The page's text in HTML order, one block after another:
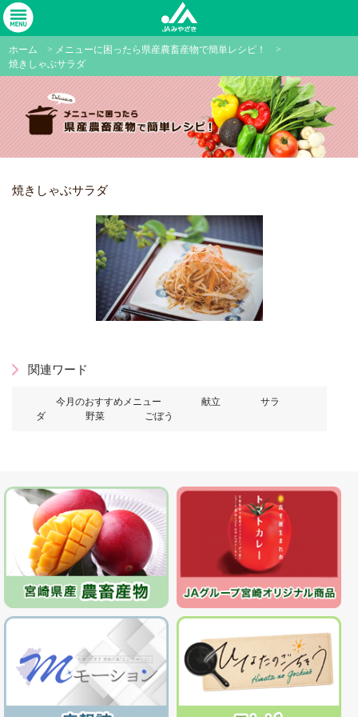
ホーム > メニューに困ったら県産農畜産物で簡単レシピ！
>
焼きしゃぶサラダ
焼きしゃぶサラダ
関連ワード
今月のおすすめメニュー 献立
サラ
ダ
野菜 ごぼう